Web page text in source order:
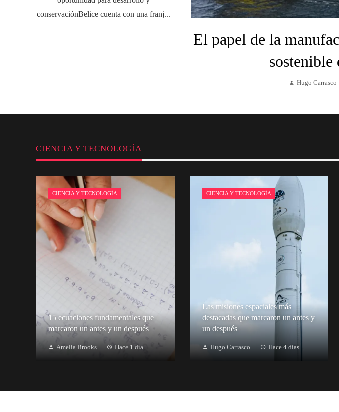
El papel de la
sostenible
Hugo Carrasco
conservaciónBelice cuenta con una franj...
CIENCIA Y TECNOLOGÍA
CIENCIA Y TECNOLOGÍA
15 ecuaciones fundamentales que
marcaron un antes y un después
Amelia Brooks Hace 1 día
CIENCIA Y TECNOLOGÍA
Las misiones espaciales más
destacadas que marcaron un antes y
un después
Hugo Carrasco Hace 4 días